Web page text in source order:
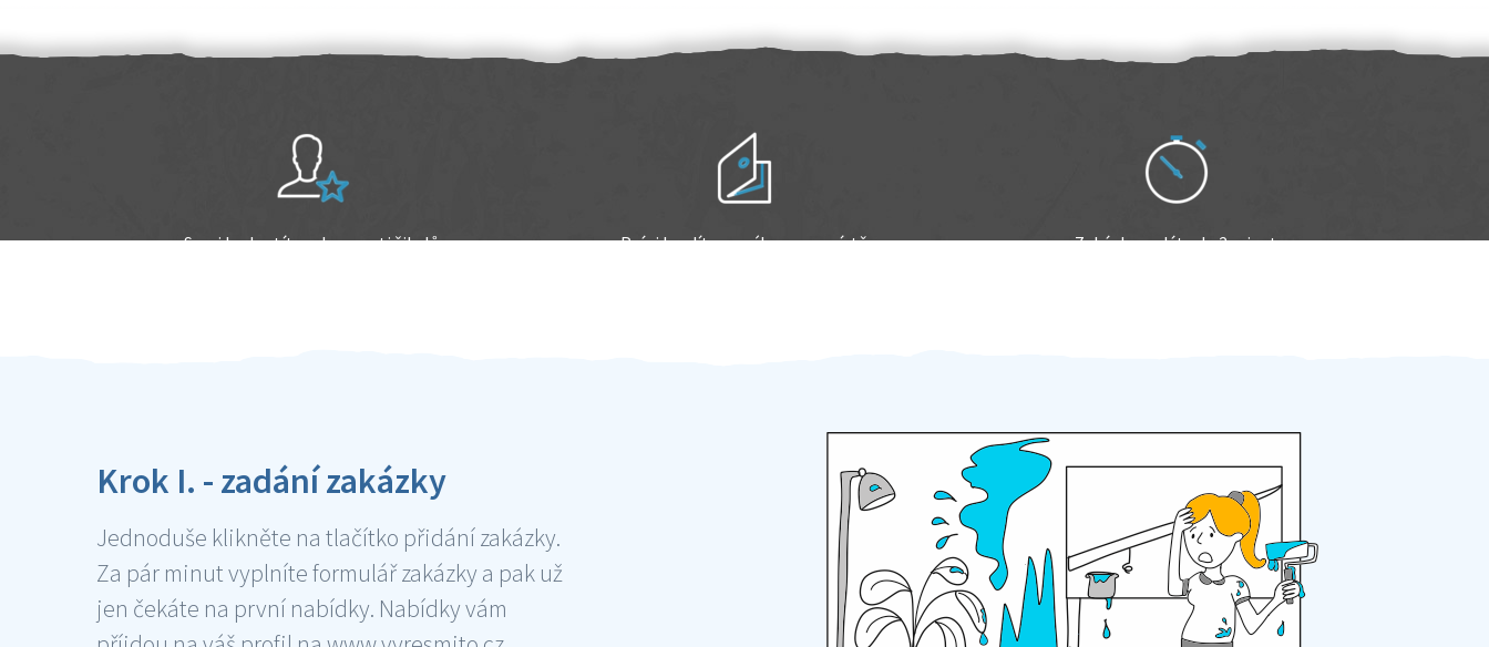
Sami hodnotíte schopnosti šikulů Práci hradíte po výkonu na místě Zakázku zadáte do 2 minut
Krok I. - zadání zakázky
Jednoduše klikněte na tlačítko přidání zakázky.
Za pár minut vyplníte formulář zakázky a pak už
jen čekáte na první nabídky. Nabídky vám